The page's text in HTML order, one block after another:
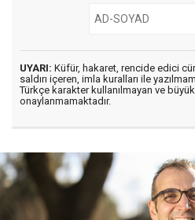
UYARI: Küfür, hakaret, rencide edici
saldırı içeren, imla kuralları ile
Türkçe karakter kullanılmayan ve
onaylanmamaktadır.